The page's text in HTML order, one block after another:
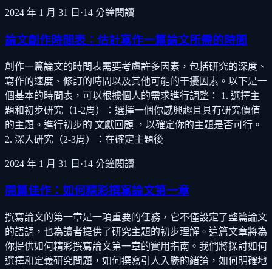
2024 年 1 月 31 日 ·14 分鐘閱讀
論文創作時間表：估計寫作一篇論文所需的時間
創作一篇論文的時間表需要考慮許多因素，包括研究的深度、
寫作的速度、修訂的時間以及其他可能的干擾因素。以下是一
個基本的時間表，可以根據個人的需求進行調整： 1. 選擇主
題和初步研究（1-2周）：選擇一個你感興趣且具有研究價值
的主題。進行初步的 文獻回顧 ，以確定你的主題是否可行。
2. 深入研究（2-3周）：在確定主題後
2024 年 1 月 31 日 ·14 分鐘閱讀
開篇佳作：如何精彩撰寫論文第一章
撰寫論文的第一章是一項重要的任務，它不僅設定了整篇論文
的語調，也為讀者提供了研究主題的初步理解。這篇文章將為
你提供如何精彩撰寫論文第一章的實用指南。我們將探討如何
選擇和定義研究問題，如何撰寫引人入勝的緒論，如何明確地